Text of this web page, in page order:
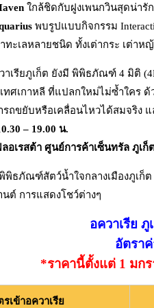
ใกล้ชิดกับฝูงเพนกวินสุดน่ารั
พบรูปแบบกิจกรรม
ทะเลหลายชนิด ทั้งเต่ากระ เต่าห
เรียภูเก็ต ยังมี พิพิธภัณฑ์ 4 มิติ
เทศเกาหลี ที่แปลกใหม่ไม่ซ้ำใคร
รถขยับหรือเคลื่อนไหวได้สมจริง
– 19.00 น.
อเรสต้า ศูนย์การค้าเซ็นทรัล ภูเก็
พิพิธภัณฑ์สัตว์น้ำใจกลางเมืองภูเ
ต์ การแสดงโชว์ต่างๆ
อควาเรีย
อัตรา
*ราคานี้ตั้งแต่ 1 มก
รเข้าอควาเรีย